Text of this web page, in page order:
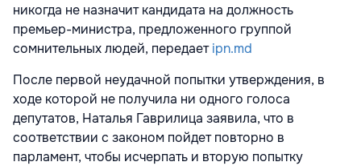
никогда не назначит кандидата на должность
премьер-министра, предложенного группой
сомнительных людей, передаетipn.md
После первой неудачной попытки утверждения, в
ходе которой не получила ни одного голоса
депутатов, Наталья Гаврилица заявила, что в
соответствии с законом пойдет повторно в
парламент, чтобы исчерпать и вторую попытку